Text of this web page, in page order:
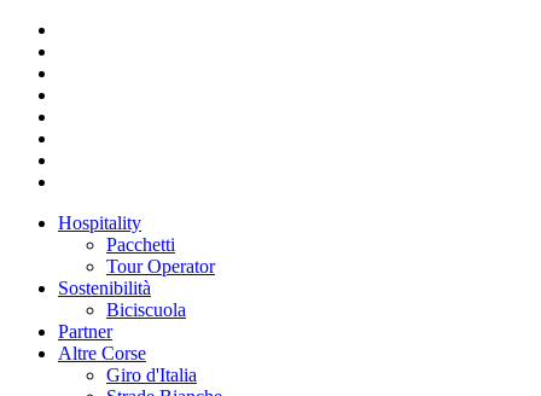
Hospitality
Pacchetti
Tour Operator
Sostenibilità
Biciscuola
Partner
Altre Corse
Giro d'Italia